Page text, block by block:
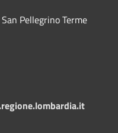
Pellegrino Terme